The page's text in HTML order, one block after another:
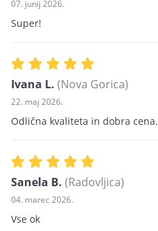
07. junij 2026.
Super!
Ivana L. (Nova Gorica)
22. maj 2026.
Odlična kvaliteta in dobra cena.
Sanela B. (Radovljica)
04. marec 2026.
Vse ok